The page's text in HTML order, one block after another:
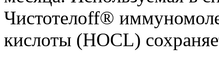
Чистотелоff®
кислоты (HOCL)